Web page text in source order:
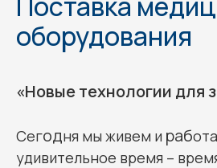
оборудования
«Новые технологии для
Сегодня мы живем и раб
удивительное время –